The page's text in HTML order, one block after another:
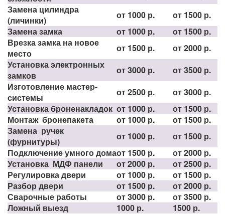
Замена цилиндра
(личинки)
от 1000 р.
от 1500 р.
Замена замка
от 1000 р.
от 1500 р.
Врезка замка на новое
место
от 1500 р.
от 2000 р.
Установка электронных
замков
от 3000 р.
от 3500 р.
Изготовление мастер-
системы
от 2500 р.
от 3000 р.
Установка броненакладок от 1000 р.
от 1500 р.
Монтаж бронепакета
от 1000 р.
от 1500 р.
Замена ручек
(фурнитуры)
от 1000 р.
от 1500 р.
Подключение умного домаот 1500 р.
от 2000 р.
Установка МДФ панели
от 2000 р.
от 2500 р.
Регулировка двери
от 1000 р.
от 1500 р.
Разбор двери
от 1500 р.
от 2000 р.
Сварочные работы
от 3000 р.
от 3500 р.
Ложный выезд
1000 р. 1500 р.